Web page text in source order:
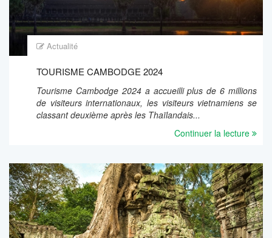
Actualité
TOURISME CAMBODGE 2024
Tourisme Cambodge 2024 a accueilli plus de 6 millions
de visiteurs internationaux, les visiteurs vietnamiens se
classant deuxième après les Thaïlandais...
Continuer la lecture